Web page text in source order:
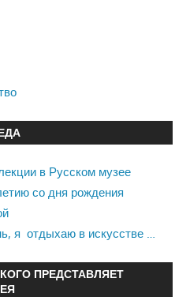
в Русском музее
со дня рождения
я отдыхаю в искусстве …
ПРЕДСТАВЛЯЕТ